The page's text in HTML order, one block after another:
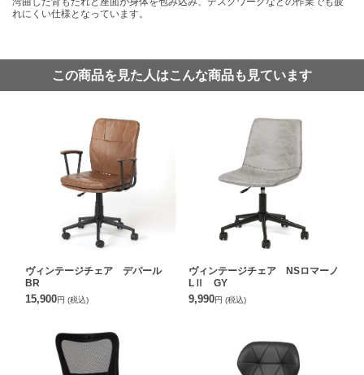
れにくい仕様となっています。
この商品を見た人はこんな商品も見ています
ヴィンテージチェア デパール
BR
15,900円 (税込)
ヴィンテージチェア NSロマーノ
LⅡ GY
9,990円 (税込)